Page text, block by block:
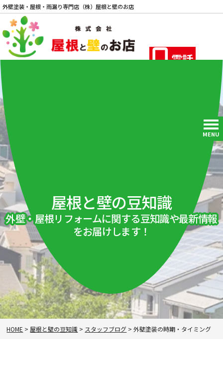
外壁塗装・屋根・雨漏り専門店（株）屋根と壁のお店
電話
MENU
屋根と壁の豆知識
外壁・屋根リフォームに関する豆知識や最新情報
をお届けします！
HOME > 屋根と壁の豆知識 > スタッフブログ >外壁塗装の時期・タイミング